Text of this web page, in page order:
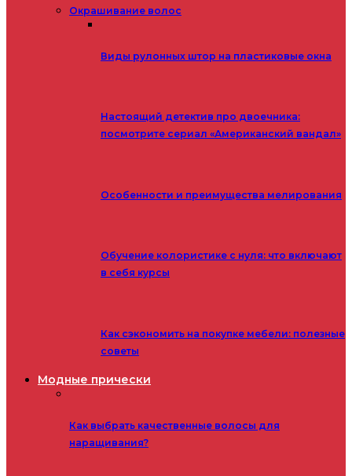
Окрашивание волос
Виды рулонных штор на пластиковые окна
Настоящий детектив про двоечника:
посмотрите сериал «Американский вандал»
Особенности и преимущества мелирования
Обучение колористике с нуля: что включают
в себя курсы
Как сэкономить на покупке мебели: полезные
советы
Модные прически
Как выбрать качественные волосы для
наращивания?